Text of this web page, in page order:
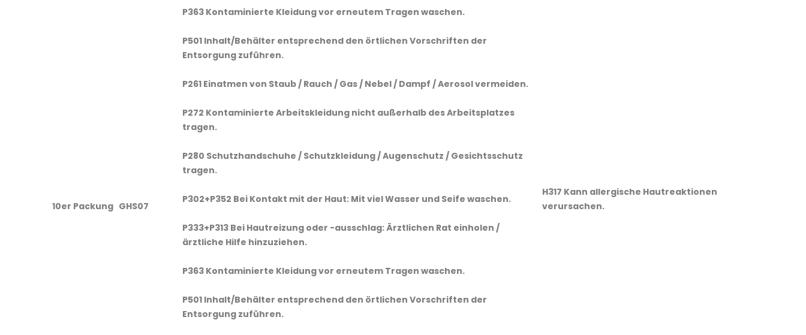
P363 Kontaminierte Kleidung vor erneutem Tragen waschen.
P501 Inhalt/Behälter entsprechend den örtlichen Vorschriften der
Entsorgung zuführen.
10er Packung GHS07
P261 Einatmen von Staub / Rauch / Gas / Nebel / Dampf / Aerosol vermeiden.
P272 Kontaminierte Arbeitskleidung nicht außerhalb des Arbeitsplatzes
tragen.
P280 Schutzhandschuhe / Schutzkleidung / Augenschutz / Gesichtsschutz
tragen.
P302+P352 Bei Kontakt mit der Haut: Mit viel Wasser und Seife waschen.
P333+P313 Bei Hautreizung oder -ausschlag: Ärztlichen Rat einholen /
ärztliche Hilfe hinzuziehen.
P363 Kontaminierte Kleidung vor erneutem Tragen waschen.
P501 Inhalt/Behälter entsprechend den örtlichen Vorschriften der
Entsorgung zuführen.
H317 Kann allergische Hautreaktionen
verursachen.